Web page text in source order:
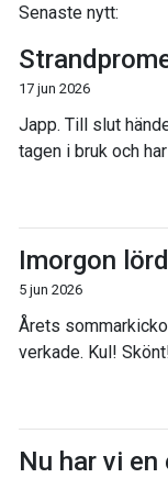
Senaste nytt:
17 jun 2026
Japp. Till slut
tagen i bruk och
Imorgon
5 jun 2026
Årets
verkade. Kul!
Nu har vi en